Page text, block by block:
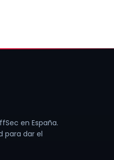
en España.
para dar el